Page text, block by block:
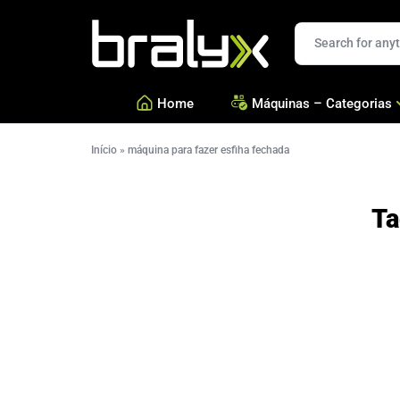
Home Máquinas – Categorias
Esfihas, Pastéis e Massa
Início » máquina para fazer esfiha fechada